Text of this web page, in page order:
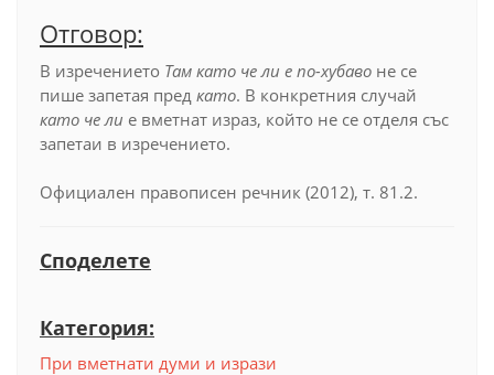
Отговор:
В изречението Там като че ли е по-хубаво не се
пише запетая пред като. В конкретния случай
като че ли е вметнат израз, който не се отделя със
запетаи в изречението.
Официален правописен речник (2012), т. 81.2.
Споделете
Категория:
При вметнати думи и изрази